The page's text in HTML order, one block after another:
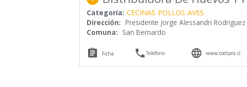
Categoría: CECINAS POLLOS AVES
Dirección: Presidente Jorge Alessandri
Comuna: San Bernardo
 Ficha Teléfono  www.codipra.cl